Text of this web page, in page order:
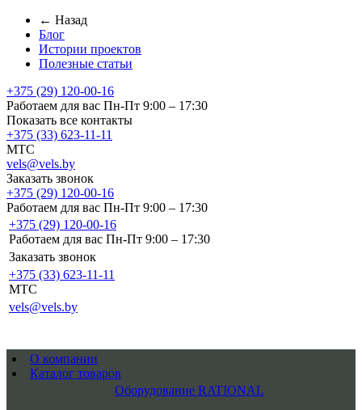
← Назад
Блог
Истории проектов
Полезные статьи
+375 (29) 120-00-16
Работаем для вас Пн-Пт 9:00 – 17:30
Показать все контакты
+375 (33) 623-11-11
MTC
vels@vels.by
Заказать звонок
+375 (29) 120-00-16
Работаем для вас Пн-Пт 9:00 – 17:30
+375 (29) 120-00-16
Работаем для вас Пн-Пт 9:00 – 17:30
Заказать звонок
+375 (33) 623-11-11
MTC
vels@vels.by
О компании
Каталог товаров
Оборудование RATIONAL